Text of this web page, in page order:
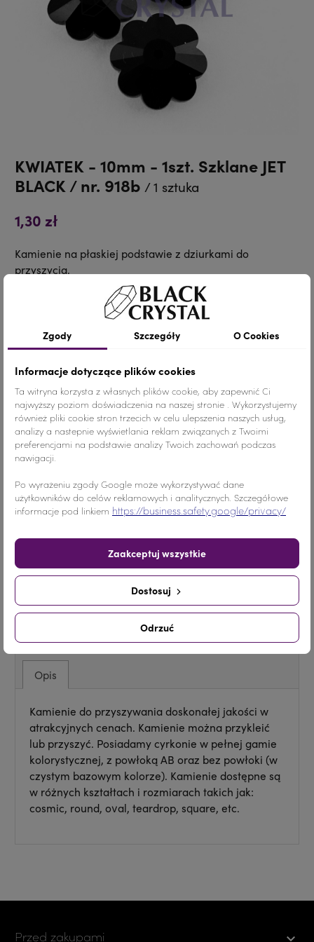
KWIATEK - 10mm - 1szt. Szklane JET
BLACK / nr. 918b / 1 sztuka
1,30 zł
Kamienie na płaskiej podstawie z dziurkami do
przyszycia.
Szczegóły produktu
Kolor Czarny
Materiał Szkło
Ilość 1 SZTUKA
Nr.Kategorii 918b
Udostępnij
UdostępnijTweetujPinterest
Opis
Kamienie do przyszywania doskonałej jakości w
atrakcyjnych cenach. Kamienie można przykleić
lub przyszyć. Posiadamy cyrkonie w pełnej gamie
kolorystycznej, z powłoką AB oraz bez powłoki (w
czystym bazowym kolorze). Kamienie dostępne są
w różnych kształtach i rozmiarach takich jak:
cosmic, round, oval, teardrop, square, etc.
Przed zakupami
Zgody Szczegóły O Cookies
Informacje dotyczące plików cookies
Ta witryna korzysta z własnych plików cookie, aby zapewnić Ci
najwyższy poziom doświadczenia na naszej stronie . Wykorzystujemy
również pliki cookie stron trzecich w celu ulepszenia naszych usług,
analizy a nastepnie wyświetlania reklam związanych z Twoimi
preferencjami na podstawie analizy Twoich zachowań podczas
nawigacji.
Po wyrażeniu zgody Google może wykorzystywać dane
użytkowników do celów reklamowych i analitycznych. Szczegółowe
informacje pod linkiem https://business.safety.google/privacy/
Odrzuć
Dostosuj
Zaakceptuj wszystkie